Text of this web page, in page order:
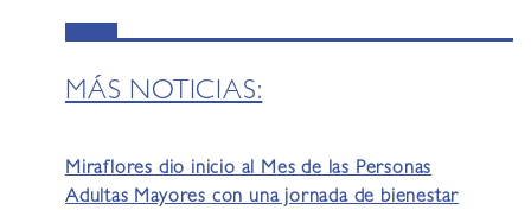
MÁS NOTICIAS:
Miraflores dio inicio al Mes de las Personas
Adultas Mayores con una jornada de bienestar